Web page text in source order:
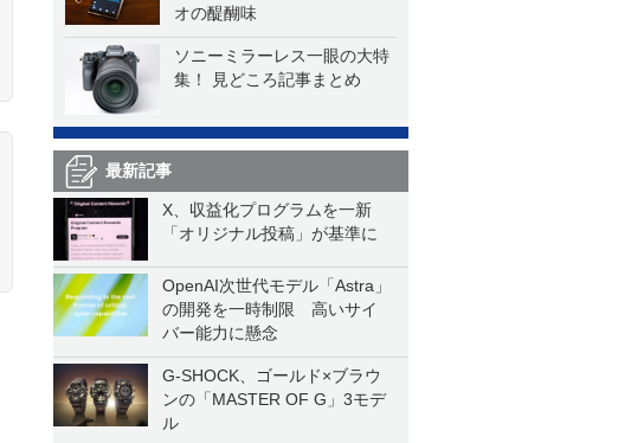
オの醍醐味
ソニーミラーレス一眼の大特
集！ 見どころ記事まとめ
最新記事
X、収益化プログラムを一新
「オリジナル投稿」が基準に
OpenAI次世代モデル「Astra」
の開発を一時制限 高いサイ
バー能力に懸念
G-SHOCK、ゴールド×ブラウ
ンの「MASTER OF G」3モデ
ル